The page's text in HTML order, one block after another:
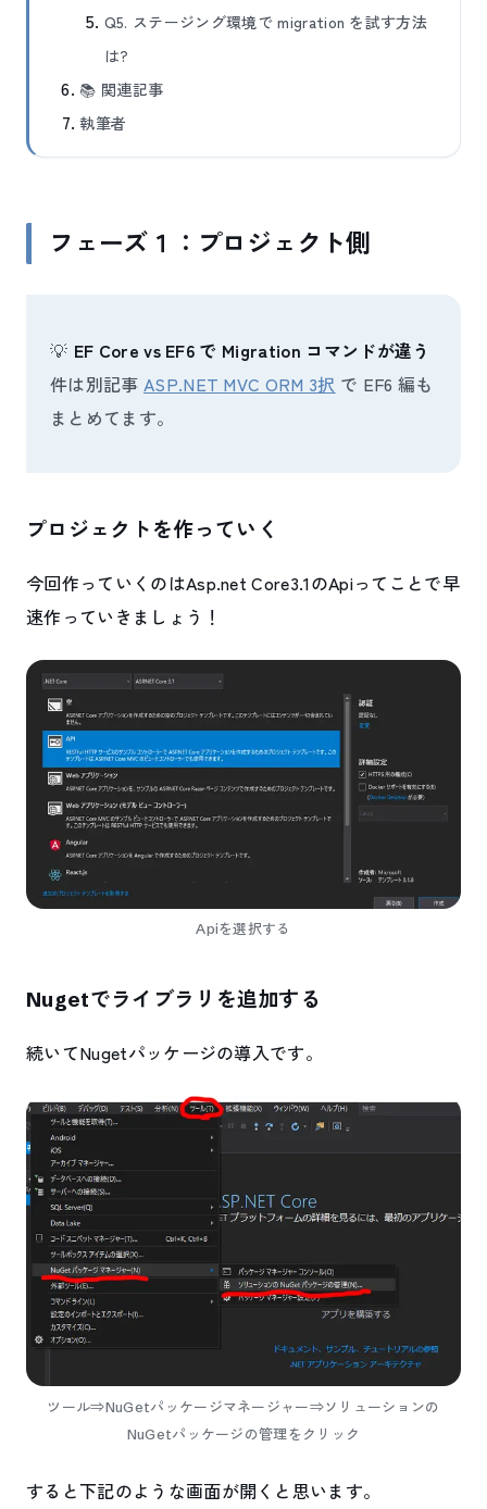
Q5. ステージング環境で migration を試す方法
は?
📚 関連記事
執筆者
フェーズ１：プロジェクト側
💡 EF Core vs EF6 で Migration コマンドが違う
件は別記事 ASP.NET MVC ORM 3択 で EF6 編も
まとめてます。
プロジェクトを作っていく
今回作っていくのはAsp.net Core3.1のApiってことで早
速作っていきましょう！
Apiを選択する
Nugetでライブラリを追加する
続いてNugetパッケージの導入です。
ツール⇒NuGetパッケージマネージャー⇒ソリューションの
NuGetパッケージの管理をクリック
すると下記のような画面が開くと思います。